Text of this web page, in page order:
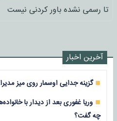
تا رسمی نشده باور کردنی نیست
آخرین اخبار
گزینه جدایی اوسمار روی میز
وریا غفوری بعد از دیدار با
چه گفت؟